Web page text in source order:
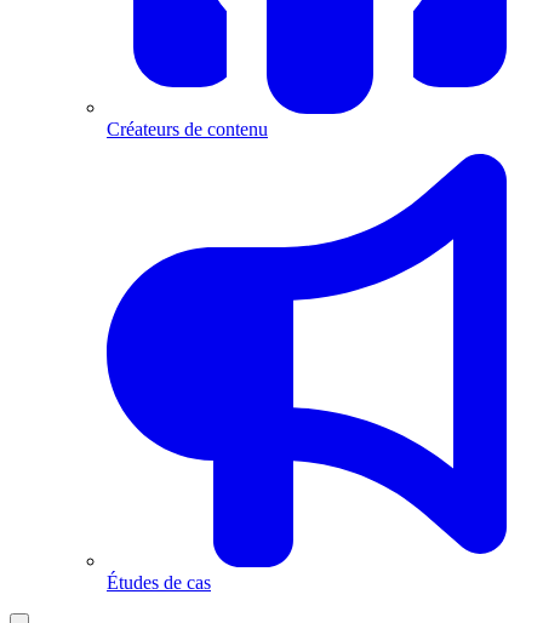
Créateurs de contenu
Études de cas